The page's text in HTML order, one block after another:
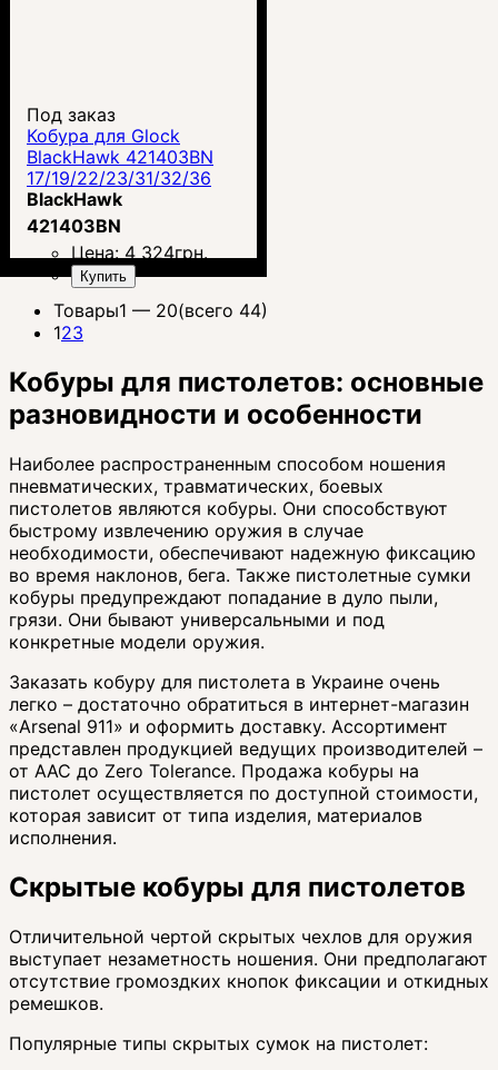
Под заказ
Кобура для Glock
BlackHawk 421403BN
17/19/22/23/31/32/36
BlackHawk
421403BN
Цена: 4 324грн.
Купить
Товары1 — 20(всего 44)
123
Кобуры для пистолетов: основные
разновидности и особенности
Наиболее распространенным способом ношения
пневматических, травматических, боевых
пистолетов являются кобуры. Они способствуют
быстрому извлечению оружия в случае
необходимости, обеспечивают надежную фиксацию
во время наклонов, бега. Также пистолетные сумки
кобуры предупреждают попадание в дуло пыли,
грязи. Они бывают универсальными и под
конкретные модели оружия.
Заказать кобуру для пистолета в Украине очень
легко – достаточно обратиться в интернет-магазин
«Arsenal 911» и оформить доставку. Ассортимент
представлен продукцией ведущих производителей –
от AAC до Zero Tolerance. Продажа кобуры на
пистолет осуществляется по доступной стоимости,
которая зависит от типа изделия, материалов
исполнения.
Скрытые кобуры для пистолетов
Отличительной чертой скрытых чехлов для оружия
выступает незаметность ношения. Они предполагают
отсутствие громоздких кнопок фиксации и откидных
ремешков.
Популярные типы скрытых сумок на пистолет: